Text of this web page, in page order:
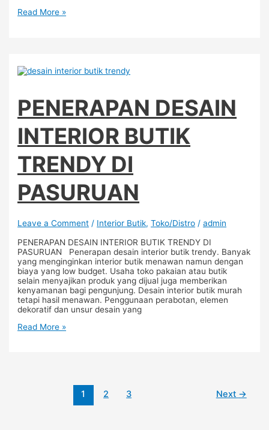
Read More »
PENERAPAN DESAIN
INTERIOR BUTIK
TRENDY DI
PASURUAN
Leave a Comment / Interior Butik,Toko/Distro /admin
PENERAPAN DESAIN INTERIOR BUTIK TRENDY DI
PASURUAN Penerapan desain interior butik trendy. Banyak
yang menginginkan interior butik menawan namun dengan
biaya yang low budget. Usaha toko pakaian atau butik
selain menyajikan produk yang dijual juga memberikan
kenyamanan bagi pengunjung. Desain interior butik murah
tetapi hasil menawan. Penggunaan perabotan, elemen
dekoratif dan unsur desain yang
Read More »
1 2 3 Next →